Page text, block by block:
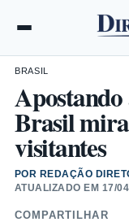
BRASIL
Brasil
visitantes
POR REDAÇÃO
ATUALIZADO EM 17/
COMPARTILHAR